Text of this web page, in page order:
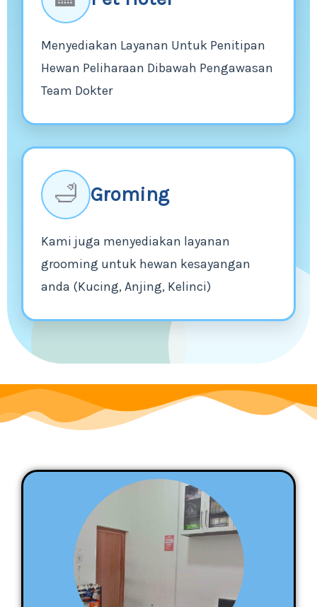
Menyediakan Layanan Untuk Penitipan
Hewan Peliharaan Dibawah Pengawasan
Team Dokter
🛁 Groming
Kami juga menyediakan layanan
grooming untuk hewan kesayangan
anda (Kucing, Anjing, Kelinci)